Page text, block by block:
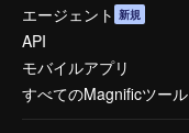
エージェント 新規
API
モバイルアプリ
すべてのMagnificツール